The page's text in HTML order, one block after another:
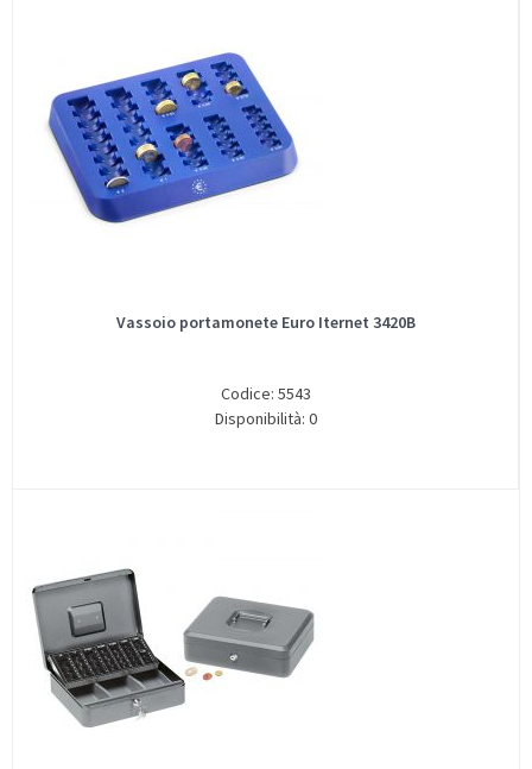
Vassoio portamonete Euro Iternet 3420B
Codice: 5543
Disponibilità: 0